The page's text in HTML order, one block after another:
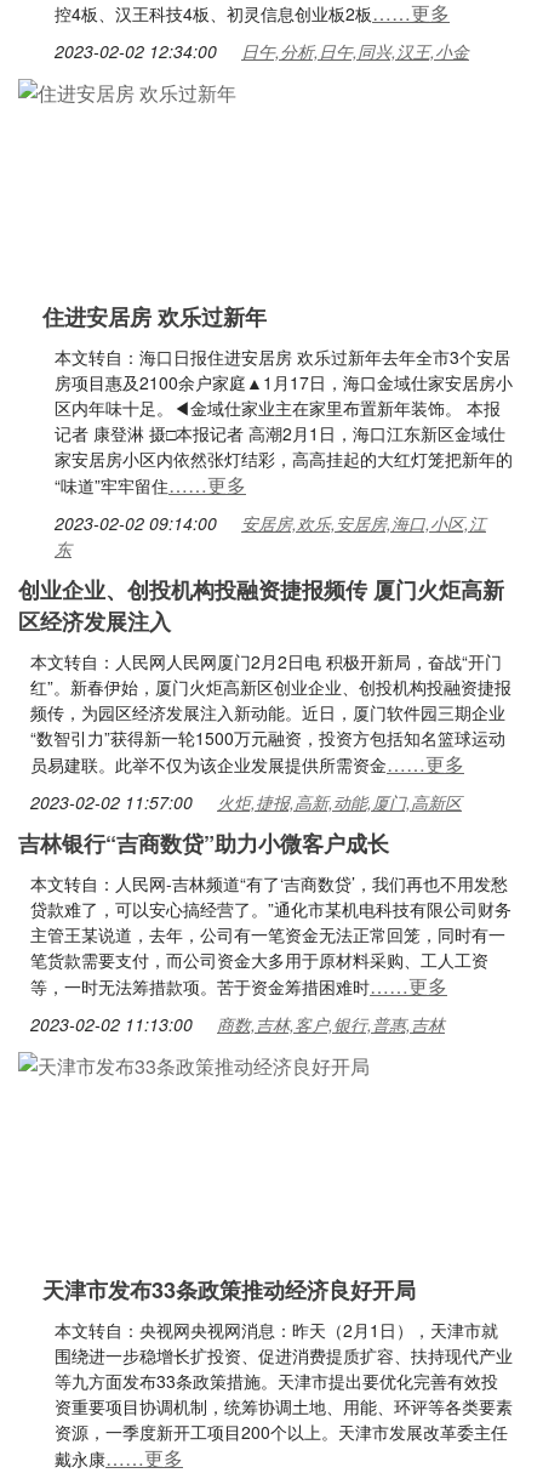
控4板、汉王科技4板、初灵信息创业板2板……更多
2023-02-02 12:34:00 日午,分析,日午,同兴,汉王,小金
住进安居房 欢乐过新年
本文转自：海口日报住进安居房 欢乐过新年去年全市3个安居
房项目惠及2100余户家庭▲1月17日，海口金域仕家安居房小
区内年味十足。◀金域仕家业主在家里布置新年装饰。 本报
记者 康登淋 摄□本报记者 高潮2月1日，海口江东新区金域仕
家安居房小区内依然张灯结彩，高高挂起的大红灯笼把新年的
“味道”牢牢留住……更多
2023-02-02 09:14:00
安居房,欢乐,安居房,海口,小区,江
东
创业企业、创投机构投融资捷报频传 厦门火炬高新
区经济发展注入
本文转自：人民网人民网厦门2月2日电 积极开新局，奋战“开门
红”。新春伊始，厦门火炬高新区创业企业、创投机构投融资捷报
频传，为园区经济发展注入新动能。近日，厦门软件园三期企业
“数智引力”获得新一轮1500万元融资，投资方包括知名篮球运动
员易建联。此举不仅为该企业发展提供所需资金……更多
2023-02-02 11:57:00 火炬,捷报,高新,动能,厦门,高新区
吉林银行“吉商数贷”助力小微客户成长
本文转自：人民网-吉林频道“有了‘吉商数贷’，我们再也不用发愁
贷款难了，可以安心搞经营了。”通化市某机电科技有限公司财务
主管王某说道，去年，公司有一笔资金无法正常回笼，同时有一
笔货款需要支付，而公司资金大多用于原材料采购、工人工资
等，一时无法筹措款项。苦于资金筹措困难时……更多
2023-02-02 11:13:00 商数,吉林,客户,银行,普惠,吉林
天津市发布33条政策推动经济良好开局
本文转自：央视网央视网消息：昨天（2月1日），天津市就
围绕进一步稳增长扩投资、促进消费提质扩容、扶持现代产业
等九方面发布33条政策措施。天津市提出要优化完善有效投
资重要项目协调机制，统筹协调土地、用能、环评等各类要素
资源，一季度新开工项目200个以上。天津市发展改革委主任
戴永康……更多